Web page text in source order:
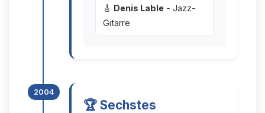
🎸 Denis Lable - Jazz-
Gitarre
2004
🏆 Sechstes